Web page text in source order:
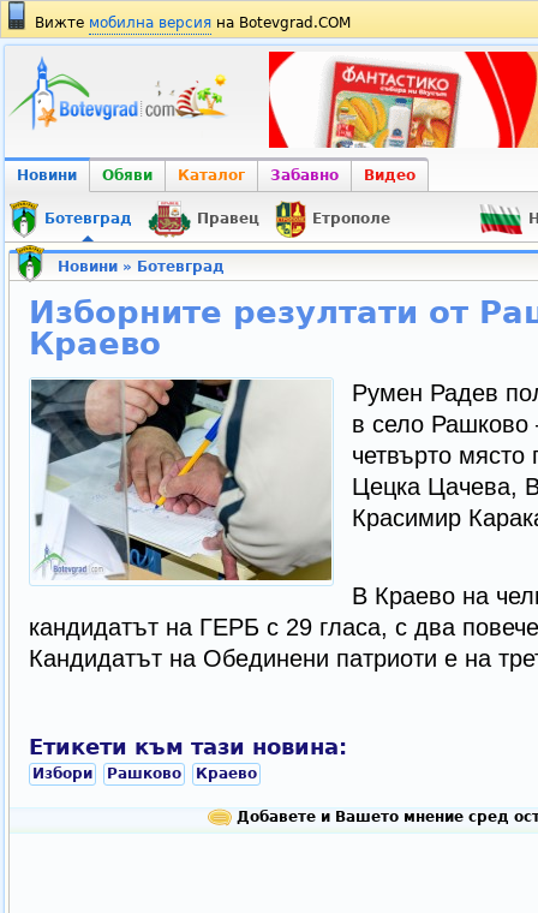
Вижте мобилна версия на Botevgrad.COM
Новини Обяви Каталог Забавно Видео
Ботевград Правец Етрополе
Новини» Ботевград
Изборните резултати от
Краево
Румен Радев
в село Рашково
четвърто място
Цецка Цачева,
Красимир
В Краево на
кандидатът на ГЕРБ с 29 гласа, с два
Кандидатът на Обединени патриоти е на
Етикети към тази новина:
Избори Рашково Краево
Добавете и Вашето мнение сред